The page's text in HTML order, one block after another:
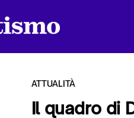
ATTUALITÀ
Il quadro di